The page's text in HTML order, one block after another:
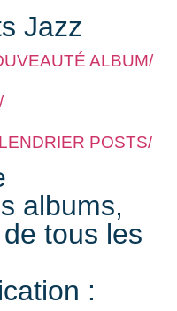
Jazz
ALBUM/
POSTS/
albums,
tous les
: